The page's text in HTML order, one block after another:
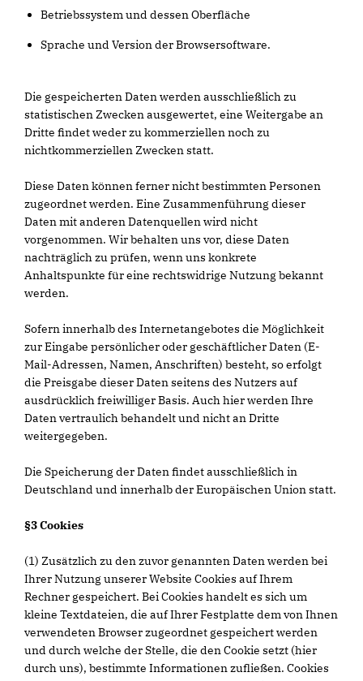
Betriebssystem und dessen Oberfläche
Sprache und Version der Browsersoftware.
Die gespeicherten Daten werden ausschließlich zu
statistischen Zwecken ausgewertet, eine Weitergabe an
Dritte findet weder zu kommerziellen noch zu
nichtkommerziellen Zwecken statt.
Diese Daten können ferner nicht bestimmten Personen
zugeordnet werden. Eine Zusammenführung dieser
Daten mit anderen Datenquellen wird nicht
vorgenommen. Wir behalten uns vor, diese Daten
nachträglich zu prüfen, wenn uns konkrete
Anhaltspunkte für eine rechtswidrige Nutzung bekannt
werden.
Sofern innerhalb des Internetangebotes die Möglichkeit
zur Eingabe persönlicher oder geschäftlicher Daten (E-
Mail-Adressen, Namen, Anschriften) besteht, so erfolgt
die Preisgabe dieser Daten seitens des Nutzers auf
ausdrücklich freiwilliger Basis. Auch hier werden Ihre
Daten vertraulich behandelt und nicht an Dritte
weitergegeben.
Die Speicherung der Daten findet ausschließlich in
Deutschland und innerhalb der Europäischen Union statt.
§3 Cookies
(1) Zusätzlich zu den zuvor genannten Daten werden bei
Ihrer Nutzung unserer Website Cookies auf Ihrem
Rechner gespeichert. Bei Cookies handelt es sich um
kleine Textdateien, die auf Ihrer Festplatte dem von Ihnen
verwendeten Browser zugeordnet gespeichert werden
und durch welche der Stelle, die den Cookie setzt (hier
durch uns), bestimmte Informationen zufließen. Cookies